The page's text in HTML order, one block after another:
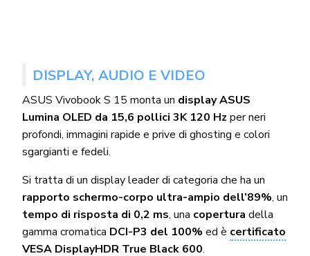
DISPLAY, AUDIO E VIDEO
ASUS Vivobook S 15 monta un display ASUS
Lumina OLED da 15,6 pollici 3K 120 Hz per neri
profondi, immagini rapide e prive di ghosting e colori
sgargianti e fedeli.
Si tratta di un display leader di categoria che ha un
rapporto schermo-corpo ultra-ampio dell’89%, un
tempo di risposta di 0,2 ms, una copertura della
gamma cromatica DCI-P3 del 100% ed è certificato
VESA DisplayHDR True Black 600.